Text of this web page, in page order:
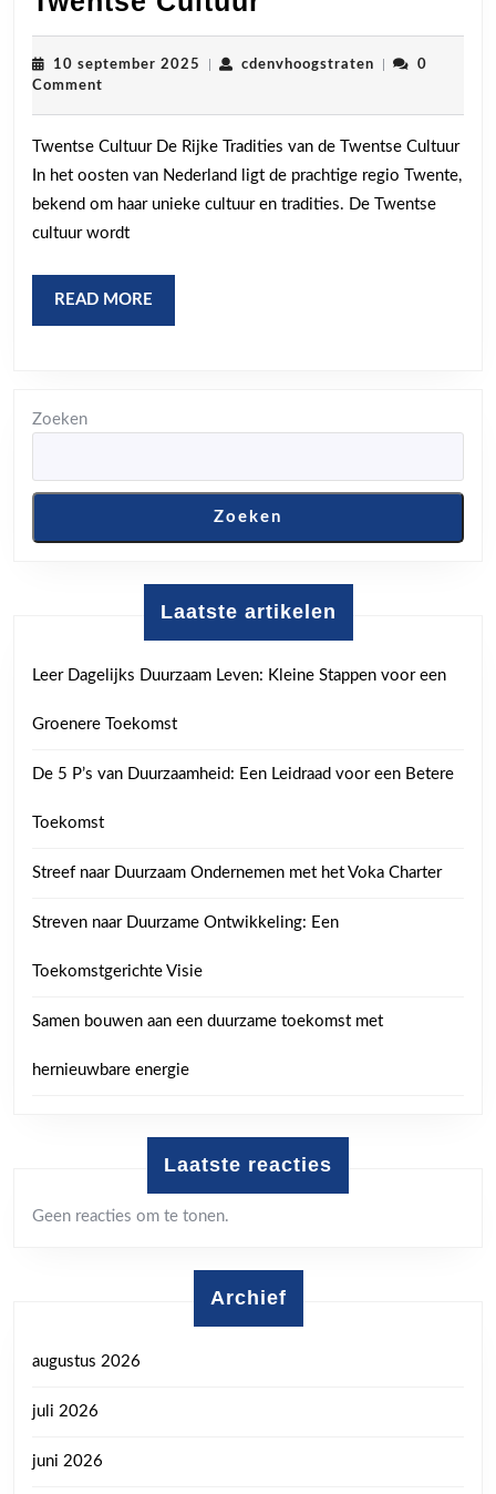
de
Pracht
de
Twentse
Cultuur
10 september 2025 10
cdenvhoogstraten
0
Comment
Twentse Cultuur De Rijke Tradities van de Twentse Cultuur
In het oosten van Nederland ligt de prachtige regio Twente,
bekend om haar unieke cultuur en tradities. De Twentse
cultuur wordt
READ MORE
MORE
Zoeken
Zoeken
Laatste artikelen
Leer Dagelijks Duurzaam Leven: Kleine Stappen voor een
Groenere Toekomst
De 5 P’s van Duurzaamheid: Een Leidraad voor een Betere
Toekomst
Streef naar Duurzaam Ondernemen met het Voka Charter
Streven naar Duurzame Ontwikkeling: Een
Toekomstgerichte Visie
Samen bouwen aan een duurzame toekomst met
hernieuwbare energie
Laatste reacties
Geen reacties om te tonen.
Archief
augustus 2026
juli 2026
juni 2026